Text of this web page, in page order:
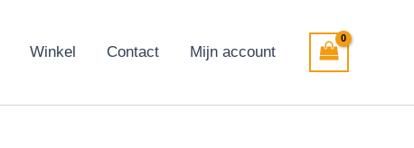
Winkel Contact Mijn account